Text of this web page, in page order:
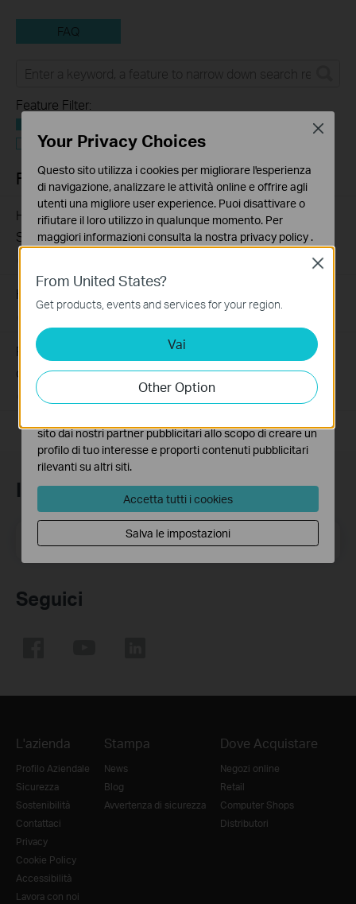
FAQ
Feature Filter:
Troubleshooting
FAQs
How to Troubleshoot Unstable Internet Issue on Omada
Switch
How to Troubleshoot No Internet Issue on Omada Switch
Perché il mio dispositivo PoE non funziona correttamente
quando è collegato allo Switch PoE
03-15-2021
Iscriviti alla newsletter
Iscriviti
Seguici
L'azienda
Profilo Aziendale
Sicurezza
Sostenibilità
Contattaci
Privacy
Cookie Policy
Accessibilità
Lavora con noi
Stampa
News
Blog
Avvertenza di sicurezza
Dove Acquistare
Negozi online
Retail
Computer Shops
Distributori
From United States?
Get products, events and services for your region.
Vai
Other Option
Close
Your Privacy Choices
Questo sito utilizza i cookies per migliorare l'esperienza
di navigazione, analizzare le attività online e offrire agli
utenti una migliore user experience. Puoi disattivare o
rifiutare il loro utilizzo in qualunque momento. Per
maggiori informazioni consulta la nostra privacy policy .
Questi cookies sono necessari per il corretto
funzionamento del sito e non possono essere disattivati
nel tuo sistema.
Analytics e Marketing Cookies
I cookies analitici ci permettono di analizzare le tue
attività sul nostro sito allo scopo di migliorarne le
funzionalità.
sito dai nostri partner pubblicitari allo scopo di creare un
profilo di tuo interesse e proporti contenuti pubblicitari
rilevanti su altri siti.
Accetta tutti i cookies
Salva le impostazioni
Close